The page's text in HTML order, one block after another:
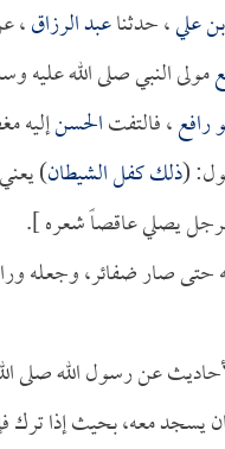
علي، حدثناعبد الرزاق،
مولى النبي صلى الله عليه
رافع، فالتفتالحسنإليه
(ذلك كفل الشيطان)
يصلي عاقصاً شعره ].
حتى صار ضفائر، وجعله
عن رسول الله صلى
يسجد معه، بحيث إذا ترك